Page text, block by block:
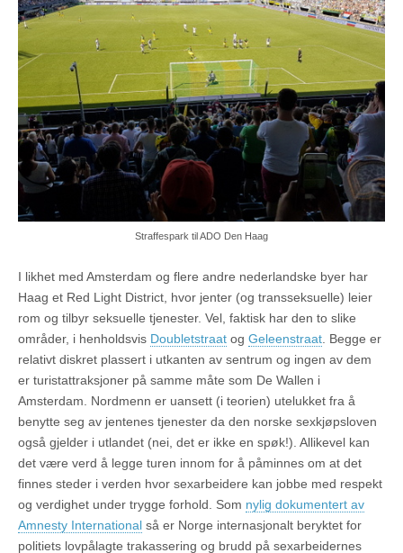
Straffespark til ADO Den Haag
I likhet med Amsterdam og flere andre nederlandske byer har
Haag et Red Light District, hvor jenter (og transseksuelle) leier
rom og tilbyr seksuelle tjenester. Vel, faktisk har den to slike
områder, i henholdsvis Doubletstraat og Geleenstraat Begge er
relativt diskret plassert i utkanten av sentrum og ingen av dem
er turistattraksjoner på samme måte som De Wallen i
Amsterdam. Nordmenn er uansett (i teorien) utelukket fra å
benytte seg av jentenes tjenester da den norske sexkjøpsloven
også gjelder i utlandet (nei, det er ikke en spøk!). Allikevel kan
det være verd å legge turen innom for å påminnes om at det
finnes steder i verden hvor sexarbeidere kan jobbe med respekt
og verdighet under trygge forhold. Som nylig dokumentert av
Amnesty International så er Norge internasjonalt beryktet for
politiets lovpålagte trakassering og brudd på sexarbeidernes